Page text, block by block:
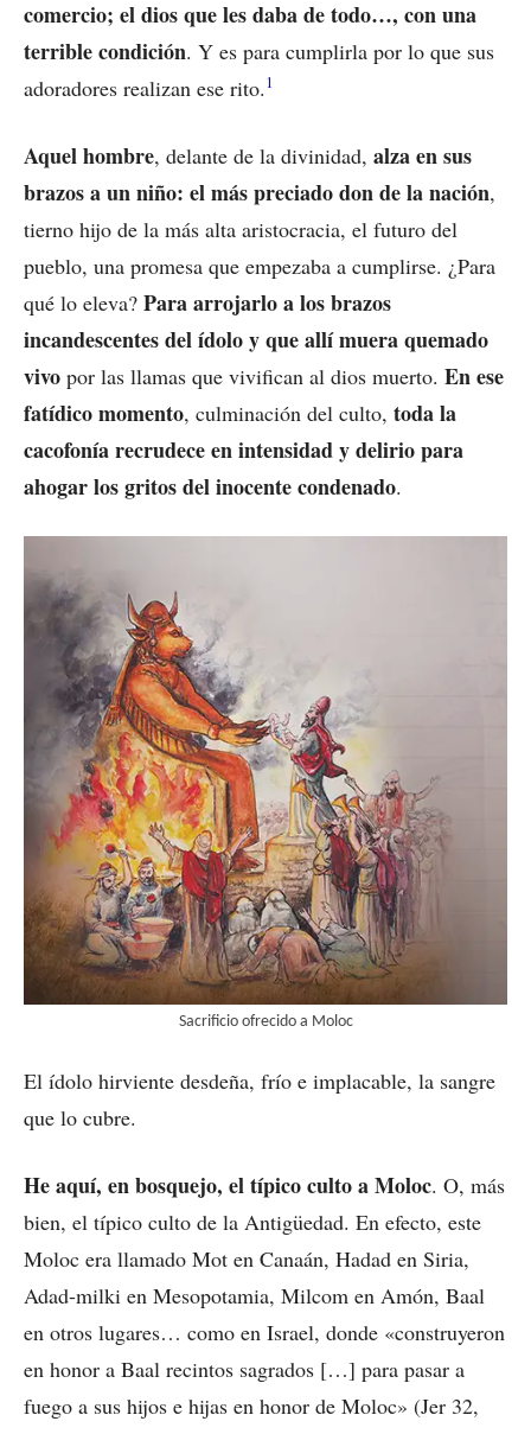
comercio; el dios que les daba de todo…, con una
terrible condición. Y es para cumplirla por lo que sus
adoradores realizan ese rito.1
Aquel hombre, delante de la divinidad, alza en sus
brazos a un niño: el más preciado don de la nación,
tierno hijo de la más alta aristocracia, el futuro del
pueblo, una promesa que empezaba a cumplirse. ¿Para
qué lo eleva? Para arrojarlo a los brazos
incandescentes del ídolo y que allí muera quemado
vivo por las llamas que vivifican al dios muerto. En ese
fatídico momento, culminación del culto, toda la
cacofonía recrudece en intensidad y delirio para
ahogar los gritos del inocente condenado.
Sacrificio ofrecido a Moloc
El ídolo hirviente desdeña, frío e implacable, la sangre
que lo cubre.
He aquí, en bosquejo, el típico culto a Moloc. O, más
bien, el típico culto de la Antigüedad. En efecto, este
Moloc era llamado Mot en Canaán, Hadad en Siria,
Adad-milki en Mesopotamia, Milcom en Amón, Baal
en otros lugares… como en Israel, donde «construyeron
en honor a Baal recintos sagrados […] para pasar a
fuego a sus hijos e hijas en honor de Moloc» (Jer 32,